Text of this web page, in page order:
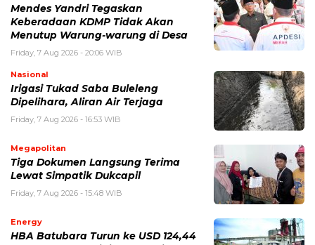
Mendes Yandri Tegaskan
Keberadaan KDMP Tidak Akan
Menutup Warung-warung di Desa
Friday, 7 Aug 2026 - 20:06 WIB
Nasional
Irigasi Tukad Saba Buleleng
Dipelihara, Aliran Air Terjaga
Friday, 7 Aug 2026 - 16:53 WIB
Megapolitan
Tiga Dokumen Langsung Terima
Lewat Simpatik Dukcapil
Friday, 7 Aug 2026 - 15:48 WIB
Energy
HBA Batubara Turun ke USD 124,44